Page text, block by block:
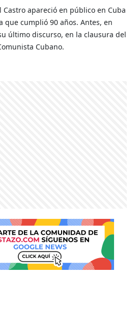
Castro apareció en público en Cuba
que cumplió 90 años. Antes, en
último discurso, en la clausura del
Cubano.